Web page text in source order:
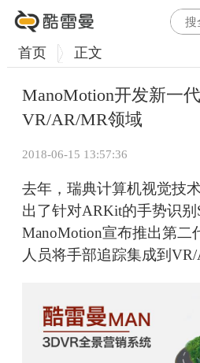
首页 正文
ManoMotion开发新一
VR/AR/MR领域
2018-06-15 13:57:36
去年，瑞典计算机视觉技
出了针对ARKit的手势识别
ManoMotion宣布推出第二
人员将手部追踪集成到VR/